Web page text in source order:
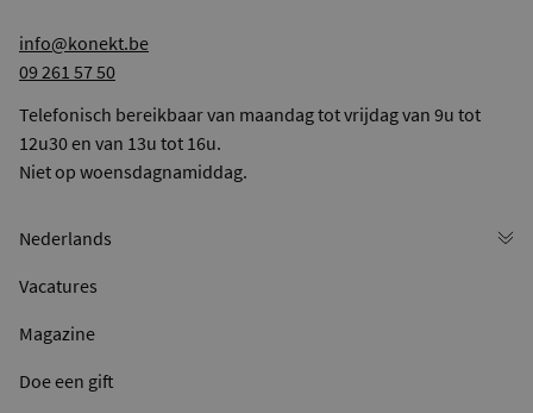
info@konekt.be
09 261 57 50
Telefonisch bereikbaar van maandag tot vrijdag van 9u tot
12u30 en van 13u tot 16u.
Niet op woensdagnamiddag.
Vacatures
Magazine
Doe een gift